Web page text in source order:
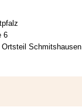
6
Schmitshausen